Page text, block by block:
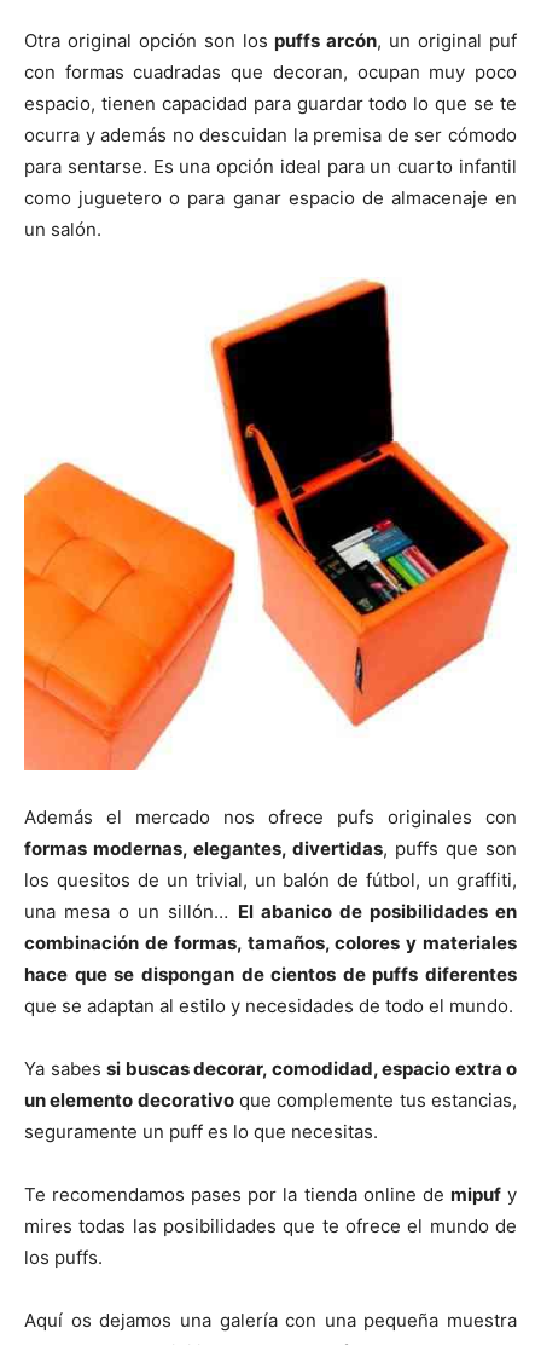
Otra original opción son lospuffs arcón, un original puf
con formas cuadradas que decoran, ocupan muy poco
espacio, tienen capacidad para guardar todo lo que se te
ocurra y además no descuidan la premisa de ser cómodo
para sentarse. Es una opción ideal para un cuarto infantil
como juguetero o para ganar espacio de almacenaje en
un salón.
Además el mercado nos ofrece pufs originales con
formas modernas, elegantes, divertidas, puffs que son
los quesitos de un trivial, un balón de fútbol, un graffiti,
una mesa o un sillón… El abanico de posibilidades en
combinación de formas, tamaños, colores y materiales
hace que se dispongan de cientos de puffs diferentes
que se adaptan al estilo y necesidades de todo el mundo.
Ya sabes si buscas decorar, comodidad, espacio extra o
un elemento decorativoque complemente tus estancias,
seguramente un puff es lo que necesitas.
Te recomendamos pases por la tienda online de mipufy
mires todas las posibilidades que te ofrece el mundo de
los puffs.
Aquí os dejamos una galería con una pequeña muestra